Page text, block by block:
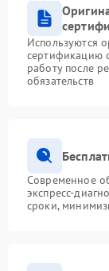
Используются
сертификацию
работу после
обязательств
Современное
экспресс-
сроки,